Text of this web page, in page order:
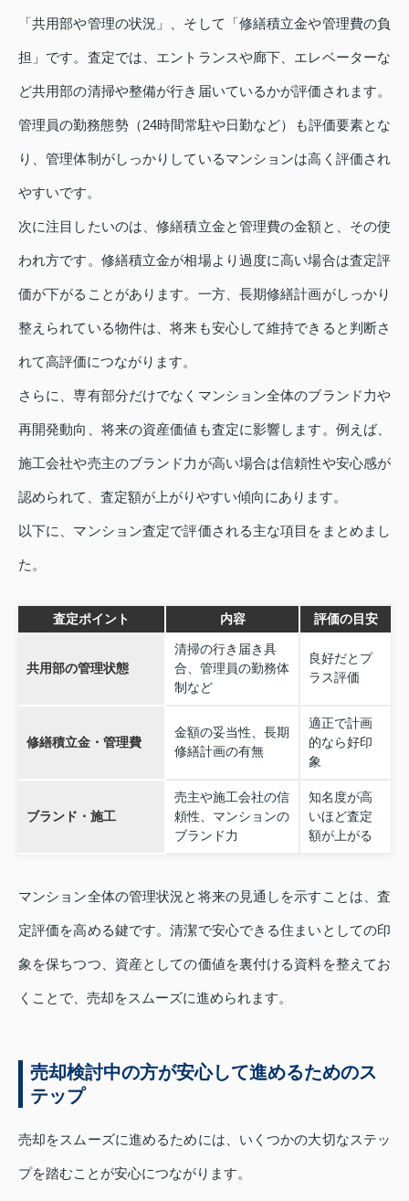
「共用部や管理の状況」、そして「修繕積立金や管理費の負
担」です。査定では、エントランスや廊下、エレベーターな
ど共用部の清掃や整備が行き届いているかが評価されます。
管理員の勤務態勢（24時間常駐や日勤など）も評価要素とな
り、管理体制がしっかりしているマンションは高く評価され
やすいです。
次に注目したいのは、修繕積立金と管理費の金額と、その使
われ方です。修繕積立金が相場より過度に高い場合は査定評
価が下がることがあります。一方、長期修繕計画がしっかり
整えられている物件は、将来も安心して維持できると判断さ
れて高評価につながります。
さらに、専有部分だけでなくマンション全体のブランド力や
再開発動向、将来の資産価値も査定に影響します。例えば、
施工会社や売主のブランド力が高い場合は信頼性や安心感が
認められて、査定額が上がりやすい傾向にあります。
以下に、マンション査定で評価される主な項目をまとめまし
た。
査定ポイント 内容 評価の目安
共用部の管理状態
清掃の行き届き具
合、管理員の勤務体
制など
良好だとプ
ラス評価
修繕積立金・管理費
金額の妥当性、長期
修繕計画の有無
適正で計画
的なら好印
象
ブランド・施工
売主や施工会社の信
頼性、マンションの
ブランド力
知名度が高
いほど査定
額が上がる
マンション全体の管理状況と将来の見通しを示すことは、査
定評価を高める鍵です。清潔で安心できる住まいとしての印
象を保ちつつ、資産としての価値を裏付ける資料を整えてお
くことで、売却をスムーズに進められます。
売却検討中の方が安心して進めるためのス
テップ
売却をスムーズに進めるためには、いくつかの大切なステッ
プを踏むことが安心につながります。